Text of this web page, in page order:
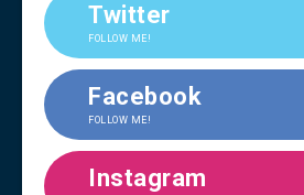
Twitter
FOLLOW ME!
Facebook
FOLLOW ME!
Instagram